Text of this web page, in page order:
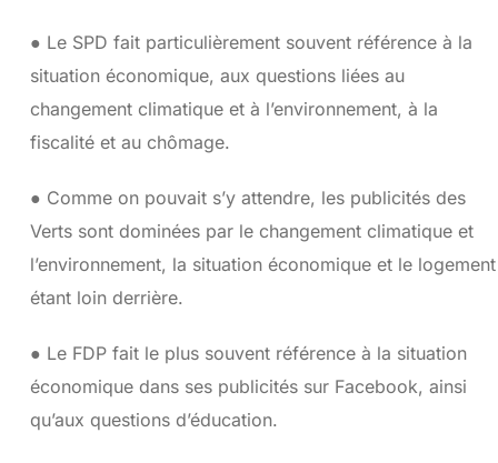
● Le SPD fait particulièrement souvent référence à la
situation économique, aux questions liées au
changement climatique et à l’environnement, à la
fiscalité et au chômage.
● Comme on pouvait s’y attendre, les publicités des
Verts sont dominées par le changement climatique et
l’environnement, la situation économique et le logement
étant loin derrière.
● Le FDP fait le plus souvent référence à la situation
économique dans ses publicités sur Facebook, ainsi
qu’aux questions d’éducation.